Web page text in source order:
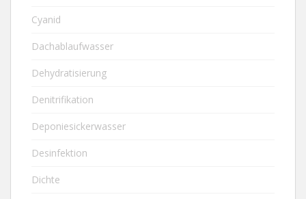
Cyanid
Dachablaufwasser
Dehydratisierung
Denitrifikation
Deponiesickerwasser
Desinfektion
Dichte